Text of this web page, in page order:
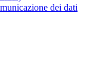
dei dati